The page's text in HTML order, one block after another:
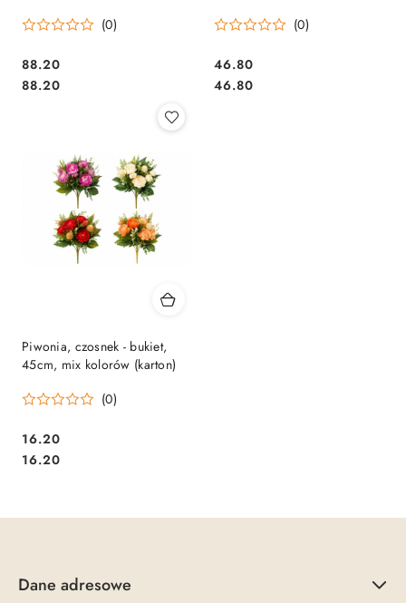
(0)
Cena:
88.20
Cena:
88.20
(0)
Cena:
46.80
Cena:
46.80
Piwonia, czosnek - bukiet,
45cm, mix kolorów (karton)
(0)
Cena:
16.20
Cena:
16.20
Dane adresowe